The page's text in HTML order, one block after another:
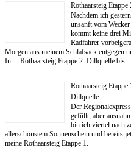
Rothaarsteig
Nachdem ich
unsanft vom
kommt keine drei
Radfahrer
Morgen aus meinem Schlafsack entgegen
In… Rothaarsteig Etappe 2: Dillquelle bis
Rothaarsteig
Dillquelle
Der
gefüllt, aber
bin ich viertel nach
allerschönstem Sonnenschein und bereits
meine Rothaarsteig Etappe 1.